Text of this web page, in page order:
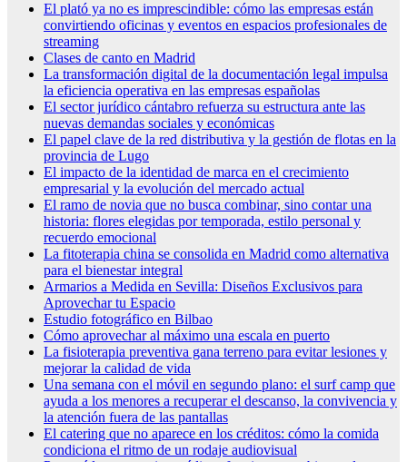
El plató ya no es imprescindible: cómo las empresas están
convirtiendo oficinas y eventos en espacios profesionales de
streaming
Clases de canto en Madrid
La transformación digital de la documentación legal impulsa
la eficiencia operativa en las empresas españolas
El sector jurídico cántabro refuerza su estructura ante las
nuevas demandas sociales y económicas
El papel clave de la red distributiva y la gestión de flotas en la
provincia de Lugo
El impacto de la identidad de marca en el crecimiento
empresarial y la evolución del mercado actual
El ramo de novia que no busca combinar, sino contar una
historia: flores elegidas por temporada, estilo personal y
recuerdo emocional
La fitoterapia china se consolida en Madrid como alternativa
para el bienestar integral
Armarios a Medida en Sevilla: Diseños Exclusivos para
Aprovechar tu Espacio
Estudio fotográfico en Bilbao
Cómo aprovechar al máximo una escala en puerto
La fisioterapia preventiva gana terreno para evitar lesiones y
mejorar la calidad de vida
Una semana con el móvil en segundo plano: el surf camp que
ayuda a los menores a recuperar el descanso, la convivencia y
la atención fuera de las pantallas
El catering que no aparece en los créditos: cómo la comida
condiciona el ritmo de un rodaje audiovisual